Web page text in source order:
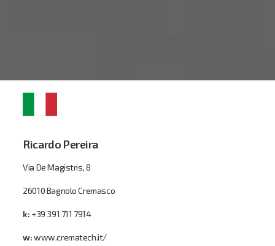
Ricardo Pereira
Via De Magistris, 8
26010 Bagnolo Cremasco
k: +39 391 711 7914
w:www.crematech.it/